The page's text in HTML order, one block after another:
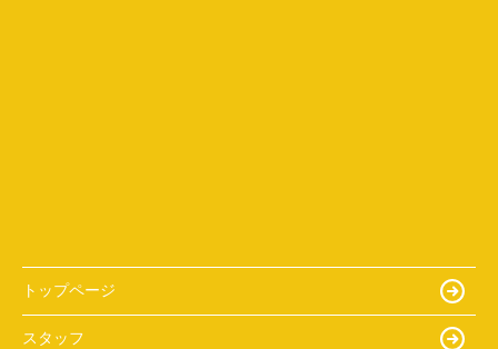
トップページ
スタッフ